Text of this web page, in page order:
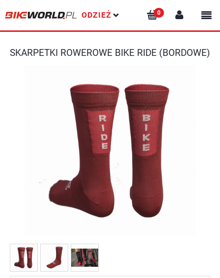
ODZIEŻ
SKARPETKI ROWEROWE BIKE RIDE (BORDOWE)